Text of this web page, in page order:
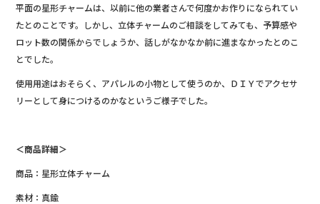
平面の星形チャームは、以前に他の業者さんで何度かお作りになられてい
たとのことです。しかし、立体チャームのご相談をしてみても、予算感や
ロット数の関係からでしょうか、話しがなかなか前に進まなかったとのこ
とでした。
使用用途はおそらく、アパレルの小物として使うのか、ＤＩＹでアクセサ
リーとして身につけるのかなというご様子でした。
＜商品詳細＞
商品：星形立体チャーム
素材：真鍮